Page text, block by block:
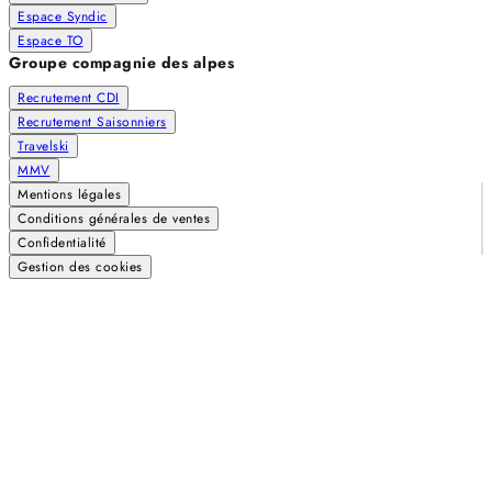
Espace Syndic
Espace TO
Groupe compagnie des alpes
Recrutement CDI
Recrutement Saisonniers
Travelski
MMV
Mentions légales
Conditions générales de ventes
Confidentialité
Gestion des cookies